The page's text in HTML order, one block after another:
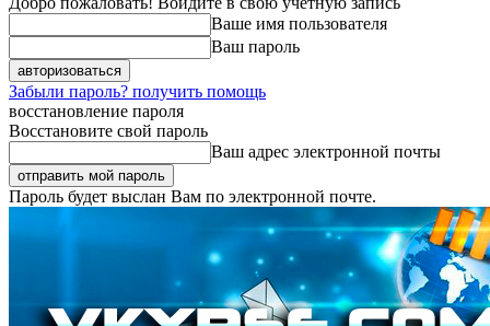
Ваше имя пользователя
Ваш пароль
Забыли пароль? получить помощь
восстановление пароля
Восстановите свой пароль
Ваш адрес электронной почты
Пароль будет выслан Вам по электронной почте.